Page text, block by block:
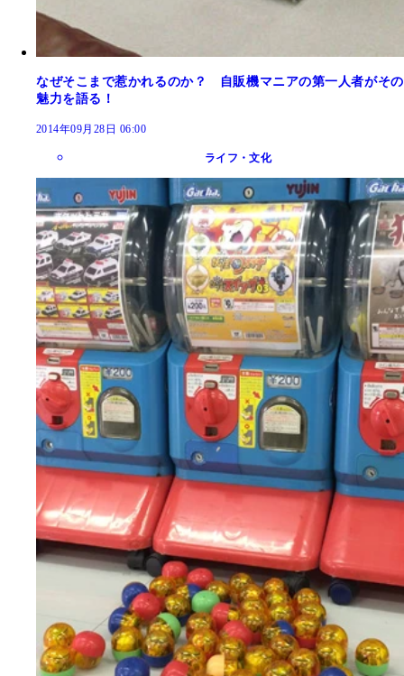
なぜそこまで惹かれるのか？ 自販機マニアの第一人者がその
魅力を語る！
2014年09月28日 06:00
ライフ・文化